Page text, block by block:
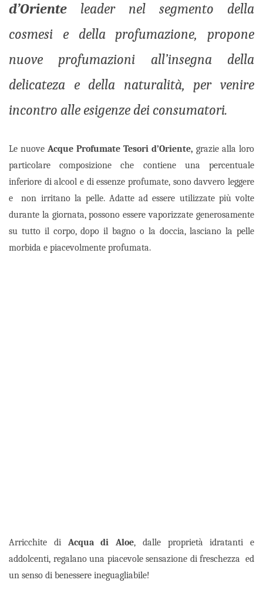
d’Oriente leader nel segmento della
cosmesi e della profumazione, propone
nuove profumazioni all’insegna della
delicateza e della naturalità, per venire
incontro alle esigenze dei consumatori.
Le nuove Acque Profumate Tesori d’Oriente, grazie alla loro
particolare composizione che contiene una percentuale
inferiore di alcool e di essenze profumate, sono davvero leggere
e non irritano la pelle. Adatte ad essere utilizzate più volte
durante la giornata, possono essere vaporizzate generosamente
su tutto il corpo, dopo il bagno o la doccia, lasciano la pelle
morbida e piacevolmente profumata.
Arricchite di Acqua di Aloe, dalle proprietà idratanti e
addolcenti, regalano una piacevole sensazione di freschezza ed
un senso di benessere ineguagliabile!